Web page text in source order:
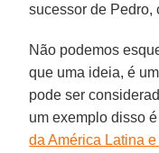
sucessor de Pedro,
Não podemos
que uma ideia, é
pode ser
um exemplo disso é
da América Latina